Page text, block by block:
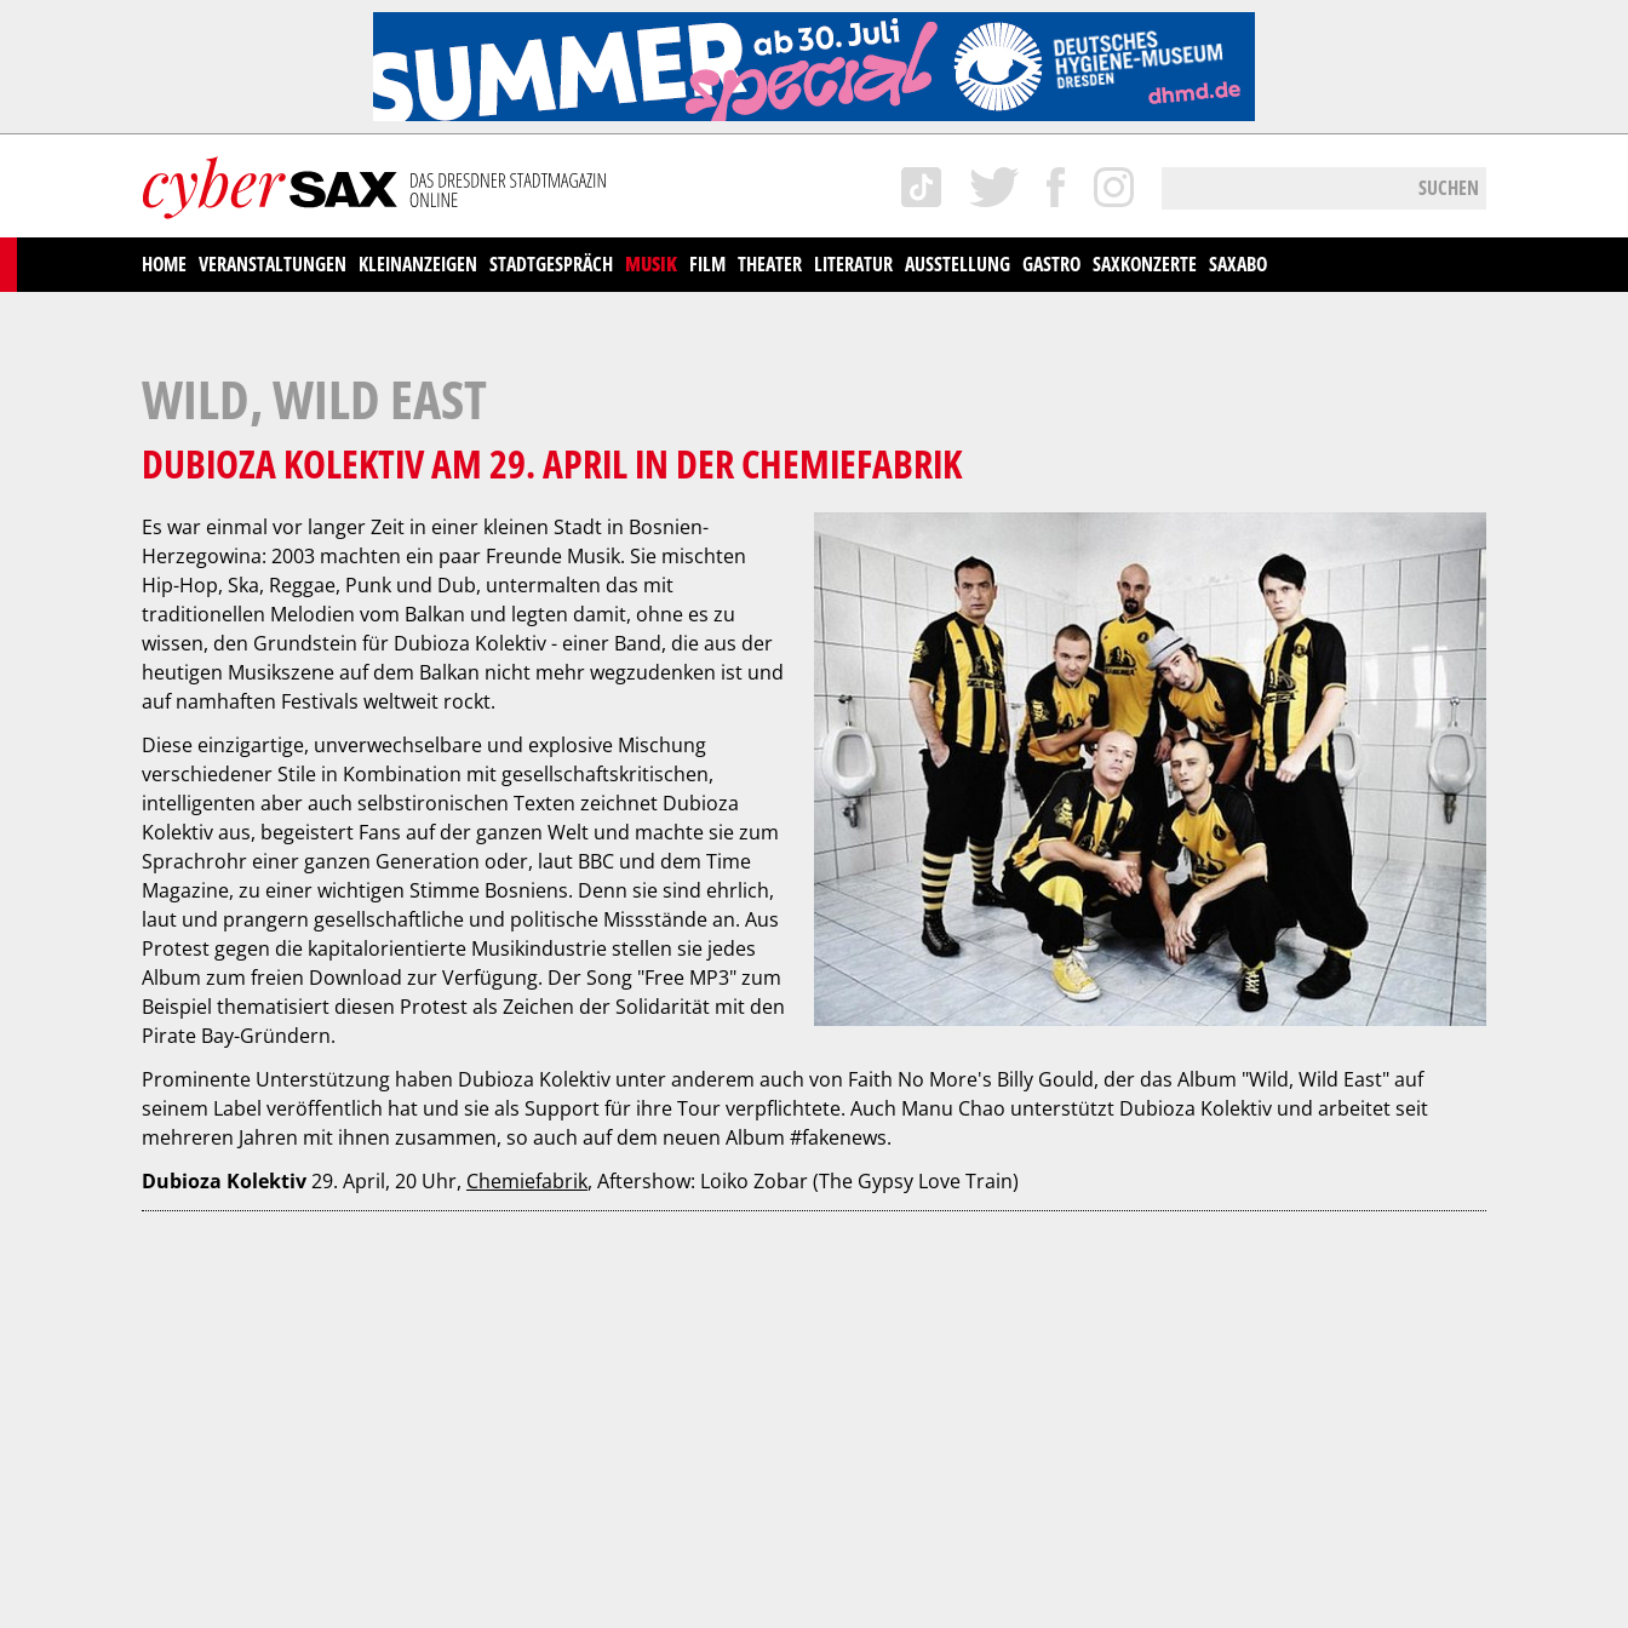
SUCHEN
HOME VERANSTALTUNGEN KLEINANZEIGEN STADTGESPRÄCH MUSIK FILM THEATER LITERATUR AUSSTELLUNG GASTRO SAXKONZERTE SAXABO
WILD, WILD EAST
DUBIOZA KOLEKTIV AM 29. APRIL IN DER CHEMIEFABRIK
Es war einmal vor langer Zeit in einer kleinen Stadt in Bosnien-
Herzegowina: 2003 machten ein paar Freunde Musik. Sie mischten
Hip-Hop, Ska, Reggae, Punk und Dub, untermalten das mit
traditionellen Melodien vom Balkan und legten damit, ohne es zu
wissen, den Grundstein für Dubioza Kolektiv - einer Band, die aus der
heutigen Musikszene auf dem Balkan nicht mehr wegzudenken ist und
auf namhaften Festivals weltweit rockt.
Diese einzigartige, unverwechselbare und explosive Mischung
verschiedener Stile in Kombination mit gesellschaftskritischen,
intelligenten aber auch selbstironischen Texten zeichnet Dubioza
Kolektiv aus, begeistert Fans auf der ganzen Welt und machte sie zum
Sprachrohr einer ganzen Generation oder, laut BBC und dem Time
Magazine, zu einer wichtigen Stimme Bosniens. Denn sie sind ehrlich,
laut und prangern gesellschaftliche und politische Missstände an. Aus
Protest gegen die kapitalorientierte Musikindustrie stellen sie jedes
Album zum freien Download zur Verfügung. Der Song "Free MP3" zum
Beispiel thematisiert diesen Protest als Zeichen der Solidarität mit den
Pirate Bay-Gründern.
Prominente Unterstützung haben Dubioza Kolektiv unter anderem auch von Faith No More's Billy Gould, der das Album "Wild, Wild East" auf
seinem Label veröffentlich hat und sie als Support für ihre Tour verpflichtete. Auch Manu Chao unterstützt Dubioza Kolektiv und arbeitet seit
mehreren Jahren mit ihnen zusammen, so auch auf dem neuen Album #fakenews.
Dubioza Kolektiv29. April, 20 Uhr, Chemiefabrik, Aftershow: Loiko Zobar (The Gypsy Love Train)